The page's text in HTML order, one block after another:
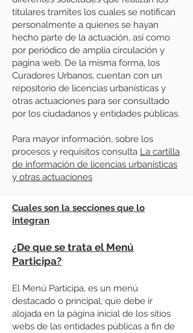
titulares tramites los cuales se notifican
personalmente a quienes se hayan
hecho parte de la actuación, así como
por periódico de amplia circulación y
pagina web. De la misma forma, los
Curadores Urbanos, cuentan con un
repositorio de licencias urbanísticas y
otras actuaciones para ser consultado
por los ciudadanos y entidades públicas.
Para mayor información, sobre los
procesos y requisitos consulta La cartilla
de información de licencias urbanísticas
y otras actuaciones
Cuales son la secciones que lo
integran
¿De que se trata el Menú
Participa?
El Menú Participa, es un menú
destacado o principal, que debe ir
alojada en la página inicial de los sitios
webs de las entidades públicas a fin de